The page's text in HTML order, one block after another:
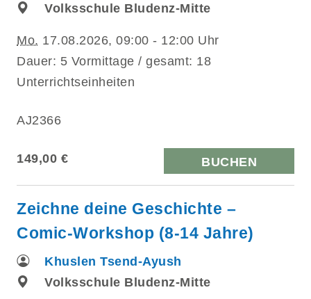
Volksschule Bludenz-Mitte
Mo. 17.08.2026, 09:00 - 12:00 Uhr
Dauer: 5 Vormittage / gesamt: 18
Unterrichtseinheiten
AJ2366
149,00 € BUCHEN
Zeichne deine Geschichte –
Comic-Workshop (8-14 Jahre)
Khuslen Tsend-Ayush
Volksschule Bludenz-Mitte